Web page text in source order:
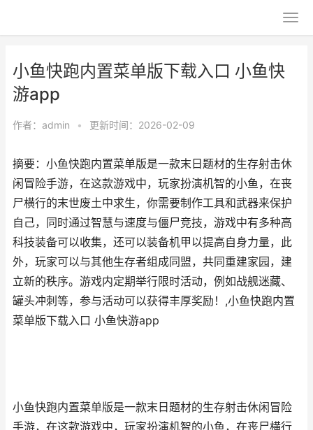
小鱼快跑内置菜单版下载入口 小鱼快
游app
作者： admin • 更新时间：2026-02-09
摘要：小鱼快跑内置菜单版是一款末日题材的生存射击休
闲冒险手游，在这款游戏中，玩家扮演机智的小鱼，在丧
尸横行的末世废土中求生，你需要制作工具和武器来保护
自己，同时通过智慧与速度与僵尸竞技，游戏中有多种高
科技装备可以收集，还可以装备机甲以提高自身力量，此
外，玩家可以与其他生存者组成同盟，共同重建家园，建
立新的秩序。游戏内定期举行限时活动，例如战舰迷藏、
罐头冲刺等，参与活动可以获得丰厚奖励！,小鱼快跑内置
菜单版下载入口 小鱼快游app
小鱼快跑内置菜单版是一款末日题材的生存射击休闲冒险
手游，在这款游戏中，玩家扮演机智的小鱼，在丧尸横行